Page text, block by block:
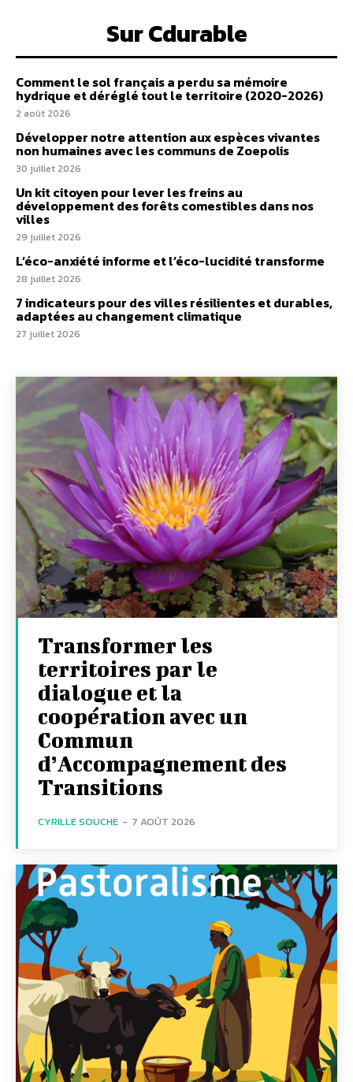
Sur Cdurable
Comment le sol français a perdu sa mémoire
hydrique et déréglé tout le territoire (2020-2026)
2 août 2026
Développer notre attention aux espèces vivantes
non humaines avec les communs de Zoepolis
30 juillet 2026
Un kit citoyen pour lever les freins au
développement des forêts comestibles dans nos
villes
29 juillet 2026
L’éco-anxiété informe et l’éco-lucidité transforme
28 juillet 2026
7 indicateurs pour des villes résilientes et durables,
adaptées au changement climatique
27 juillet 2026
Transformer les
territoires par le
dialogue et la
coopération avec un
Commun
d’Accompagnement des
Transitions
CYRILLE SOUCHE - 7 AOÛT 2026